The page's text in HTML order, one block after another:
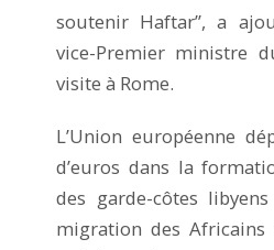
soutenir Haftar”, a
vice-Premier ministre
visite à Rome.
L’Union européenne
d’euros dans la
des garde-côtes
migration des Africains